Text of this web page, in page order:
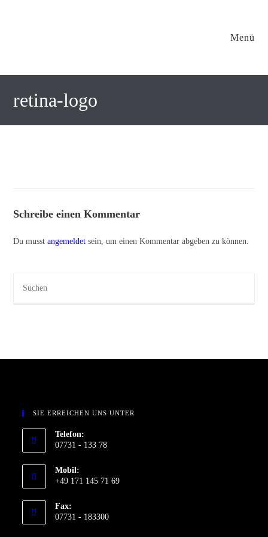
Menü
retina-logo
Schreibe einen Kommentar
Du musstangemeldet sein, um einen Kommentar abgeben zu können.
SIE ERREICHEN UNS UNTER
Telefon:
07731 - 133 78
Mobil:
+49 171 145 71 69
Fax:
07731 - 183300